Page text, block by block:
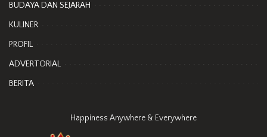
BUDAYA DAN SEJARAH
KULINER
PROFIL
ADVERTORIAL
BERITA
Happiness Anywhere & Everywhere